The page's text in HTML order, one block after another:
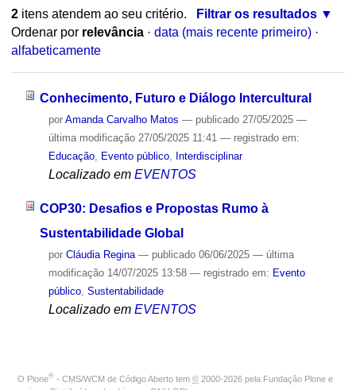
2itens atendem ao seu critério.
Filtrar os resultados
Ordenar por relevância · data (mais recente primeiro) ·
alfabeticamente
Conhecimento, Futuro e Diálogo Intercultural
por Amanda Carvalho Matos — publicado27/05/2025 —
última modificação27/05/2025 11:41 — registrado em:
Educação, Evento público, Interdisciplinar
Localizado em EVENTOS
COP30: Desafios e Propostas Rumo à
Sustentabilidade Global
por Cláudia Regina — publicado06/06/2025 — última
modificação14/07/2025 13:58 — registrado em: Evento
público, Sustentabilidade
Localizado em EVENTOS
O Plone® - CMS/WCM de Código Aberto tem © 2000-2026 pela Fundação Plone e